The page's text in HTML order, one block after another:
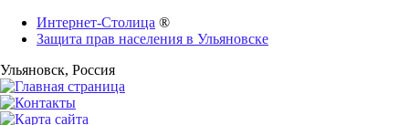
Интернет-Столица ®
Защита прав населения в Ульяновске
Ульяновск, Россия